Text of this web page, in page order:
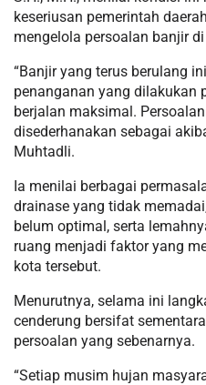
keseriusan pemerintah
mengelola persoalan banjir
“Banjir yang terus berulang
penanganan yang dilakukan
berjalan maksimal.
disederhanakan sebagai
Muhtadli.
Ia menilai berbagai
drainase yang tidak
belum optimal, serta
ruang menjadi faktor yang
kota tersebut.
Menurutnya, selama ini
cenderung bersifat
persoalan yang sebenarnya.
“Setiap musim hujan